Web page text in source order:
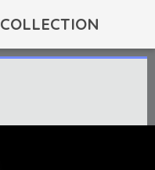
COLLECTION